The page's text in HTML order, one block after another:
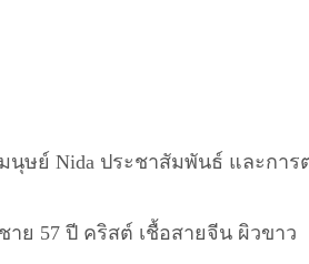
Nida ประชาสัมพันธ์ และการต
ชาย 57 ปี คริสต์ เชื้อสายจีน ผิวขาว